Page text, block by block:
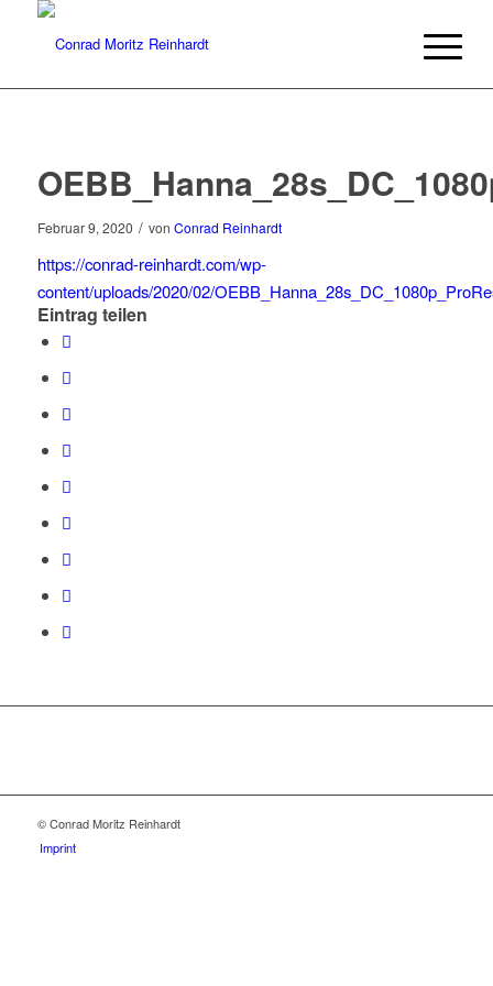
Februar 9, 2020 / von Conrad Reinhardt
https://conrad-reinhardt.com/wp-
content/uploads/2020/02/
Eintrag teilen
© Conrad Moritz Reinhardt
Imprint